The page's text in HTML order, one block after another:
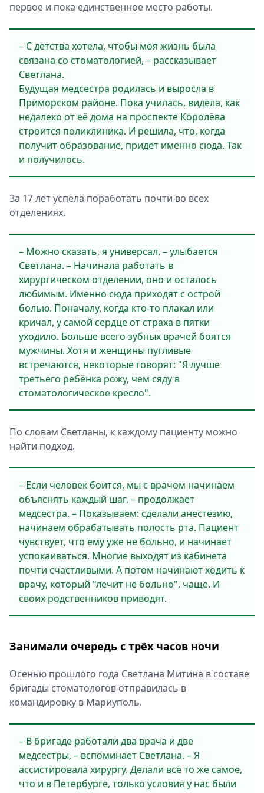
первое и пока единственное место работы.
– С детства хотела, чтобы моя жизнь была
связана со стоматологией, – рассказывает
Светлана.
Будущая медсестра родилась и выросла в
Приморском районе. Пока училась, видела, как
недалеко от её дома на проспекте Королёва
строится поликлиника. И решила, что, когда
получит образование, придёт именно сюда. Так
и получилось.
За 17 лет успела поработать почти во всех
отделениях.
– Можно сказать, я универсал, – улыбается
Светлана. – Начинала работать в
хирургическом отделении, оно и осталось
любимым. Именно сюда приходят с острой
болью. Поначалу, когда кто-то плакал или
кричал, у самой сердце от страха в пятки
уходило. Больше всего зубных врачей боятся
мужчины. Хотя и женщины пугливые
встречаются, некоторые говорят: "Я лучше
третьего ребёнка рожу, чем сяду в
стоматологическое кресло".
По словам Светланы, к каждому пациенту можно
найти подход.
– Если человек боится, мы с врачом начинаем
объяснять каждый шаг, – продолжает
медсестра. – Показываем: сделали анестезию,
начинаем обрабатывать полость рта. Пациент
чувствует, что ему уже не больно, и начинает
успокаиваться. Многие выходят из кабинета
почти счастливыми. А потом начинают ходить к
врачу, который "лечит не больно", чаще. И
своих родственников приводят.
Занимали очередь с трёх часов ночи
Осенью прошлого года Светлана Митина в составе
бригады стоматологов отправилась в
командировку в Мариуполь.
– В бригаде работали два врача и две
медсестры, – вспоминает Светлана. – Я
ассистировала хирургу. Делали всё то же самое,
что и в Петербурге, только условия у нас были